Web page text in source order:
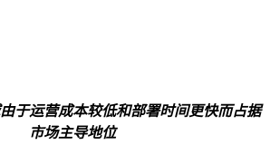
于运营成本较低和部署时间更快而占据
市场主导地位